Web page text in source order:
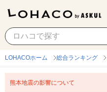
クレンジングリキッド・ウォ
LOHACOホーム 総合ランキング
熊本地震の影響について